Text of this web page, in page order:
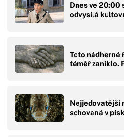
Dnes ve 20:00
odvysílá
Toto nádherné
téměř zaniklo.
Nejjedovatější
schovaná v